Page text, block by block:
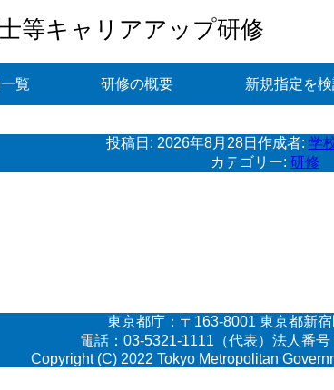
等キャリアアップ研修
覧 研修の概要 新規指定を
投稿日: 2026年8月28日 作成者: 学
カテゴリー: 研修
東京都庁：〒163-8001 東京都新
電話：03-5321-1111（代表）法人番
Copyright (C) 2022 Tokyo Metropolitan